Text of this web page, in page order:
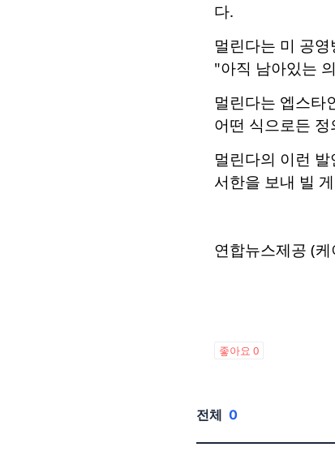
다.
멀린다는 미 공
"아직 남아있는
멀린다는 엡스타
어떤 식으로든
멀린다의 이런
서한을 보내 빌
연합뉴스제공 (
좋아요 0
전체 0